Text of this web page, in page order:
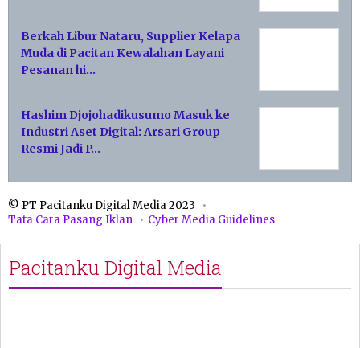
Berkah Libur Nataru, Supplier Kelapa
Muda di Pacitan Kewalahan Layani
Pesanan hi…
Hashim Djojohadikusumo Masuk ke
Industri Aset Digital: Arsari Group
Resmi Jadi P…
© PT Pacitanku Digital Media 2023
Tata Cara Pasang Iklan
Cyber Media Guidelines
Pacitanku Digital Media